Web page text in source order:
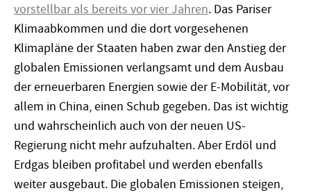
vorstellbar als bereits vor vier Jahren. Das Pariser
Klimaabkommen und die dort vorgesehenen
Klimapläne der Staaten haben zwar den Anstieg der
globalen Emissionen verlangsamt und dem Ausbau
der erneuerbaren Energien sowie der E-Mobilität, vor
allem in China, einen Schub gegeben. Das ist wichtig
und wahrscheinlich auch von der neuen US-
Regierung nicht mehr aufzuhalten. Aber Erdöl und
Erdgas bleiben profitabel und werden ebenfalls
weiter ausgebaut. Die globalen Emissionen steigen,